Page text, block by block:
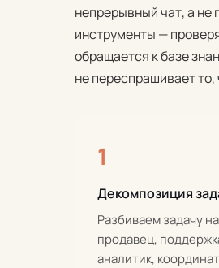
непрерывный чат, а не
инструменты —
обращается к базе
не переспрашивает то,
1
Декомпозиция
Разбиваем задачу
продавец,
аналитик,